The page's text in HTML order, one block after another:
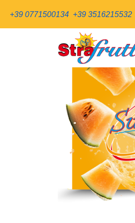
+39 0771500134 +39 3516215532